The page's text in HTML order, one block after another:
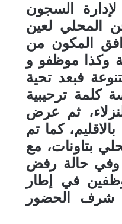
لإدارة السجون
حفلا بالسجن المحلي لعين
المكون من
وكذا موظفو و
فبعد تحية
كلمة ترحيبية
ثم عرض
كما تم
بتاونات، مع
وفي حالة رفض
في إطار
شرف الحضور